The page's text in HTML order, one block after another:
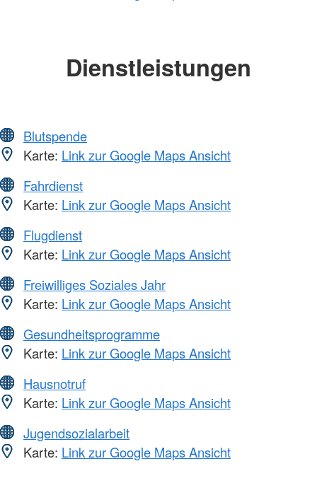
Dienstleistungen
Blutspende
Karte: Link zur Google Maps Ansicht
Fahrdienst
Karte: Link zur Google Maps Ansicht
Flugdienst
Karte: Link zur Google Maps Ansicht
Freiwilliges Soziales Jahr
Karte: Link zur Google Maps Ansicht
Gesundheitsprogramme
Karte: Link zur Google Maps Ansicht
Hausnotruf
Karte: Link zur Google Maps Ansicht
Jugendsozialarbeit
Karte: Link zur Google Maps Ansicht